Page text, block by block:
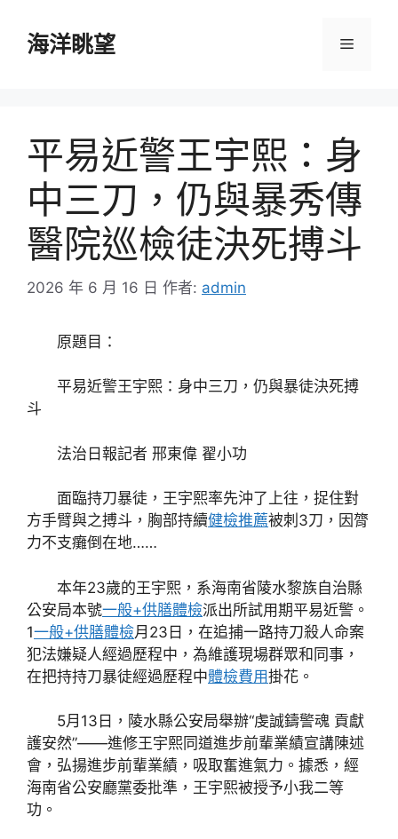
海洋眺望 選
平易近警王宇熙：身
中三刀，仍與暴秀傳
醫院巡檢徒決死搏斗
2026 年 6 月 16 日 作者: admin
原題目：
平易近警王宇熙：身中三刀，仍與暴徒決死搏
斗
法治日報記者 邢東偉 翟小功
面臨持刀暴徒，王宇熙率先沖了上往，捉住對
方手臂與之搏斗，胸部持續健檢推薦被刺3刀，因膂
力不支癱倒在地……
本年23歲的王宇熙，系海南省陵水黎族自治縣
公安局本號一般+供膳體檢派出所試用期平易近警。
1一般+供膳體檢月23日，在追捕一路持刀殺人命案
犯法嫌疑人經過歷程中，為維護現場群眾和同事，
在把持持刀暴徒經過歷程中體檢費用掛花。
5月13日，陵水縣公安局舉辦“虔誠鑄警魂 貢獻
護安然”——進修王宇熙同道進步前輩業績宣講陳述
會，弘揚進步前輩業績，吸取奮進氣力。據悉，經
海南省公安廳黨委批準，王宇熙被授予小我二等
功。